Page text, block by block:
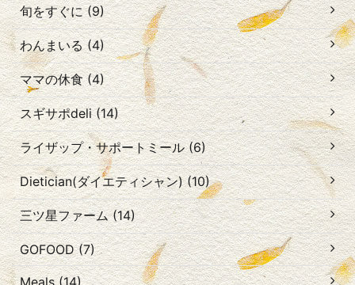
旬をすぐに (9)
わんまいる (4)
ママの休食 (4)
スギサポdeli (14)
ライザップ・サポートミール (6)
Dietician(ダイエティシャン) (10)
三ツ星ファーム (14)
GOFOOD (7)
Meals (14)